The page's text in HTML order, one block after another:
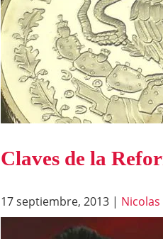
Claves de la
17 septiembre, 2013 |